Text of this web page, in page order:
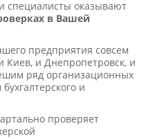
специалисты оказывают
в Вашей
предприятия совсем
Киев, и Днепропетровск, и
ряд организационных
и
проверяет